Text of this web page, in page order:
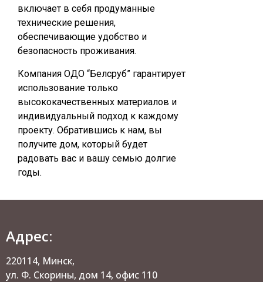
включает в себя продуманные
технические решения,
обеспечивающие удобство и
безопасность проживания.
Компания ОДО “Белсруб” гарантирует
использование только
высококачественных материалов и
индивидуальный подход к каждому
проекту. Обратившись к нам, вы
получите дом, который будет
радовать вас и вашу семью долгие
годы.
Адрес:
220114, Минск,
ул. Ф. Скорины, дом 14, офис 110